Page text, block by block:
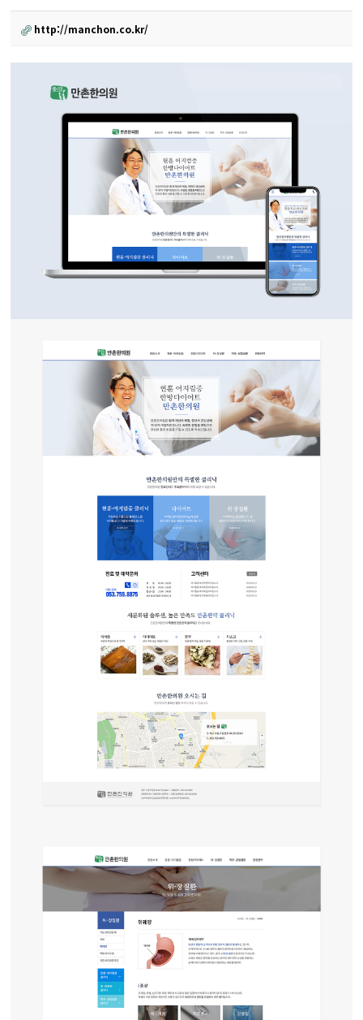
http://manchon.co.kr/